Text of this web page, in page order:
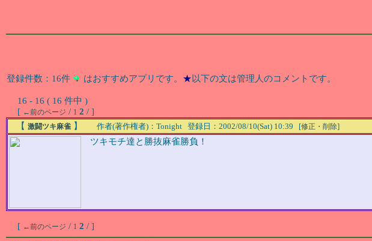
登録件数：16件 はおすすめアプリです。 ★以下の文は管理人のコメントです。
16 - 16 ( 16 件中 )
[ ←前のページ / 1 2 / ]
【 激闘ツキ麻雀 】 作者(著作権者)：Tonight 登録日：2002/08/10(Sat) 10:39 [修正・削除]
ツキモチ達と勝抜麻雀勝負！
[ ←前のページ / 1 2 / ]